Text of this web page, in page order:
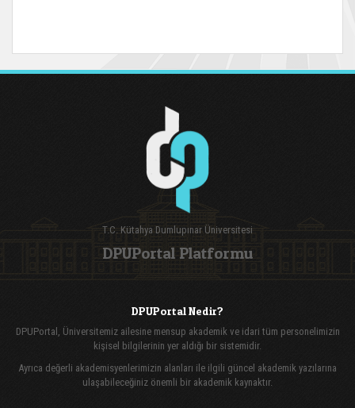
T.C. Kütahya Dumlupınar Üniversitesi
DPUPortal Platformu
DPUPortal Nedir?
DPUPortal, Üniversitemiz ailesine mensup akademik ve idari tüm personelimizin
kişisel bilgilerinin yer aldığı bir sistemidir.
Ayrıca değerli akademisyenlerimizin alanları ile ilgili güncel akademik yazılarına
ulaşabileceğiniz önemli bir akademik kaynaktır.